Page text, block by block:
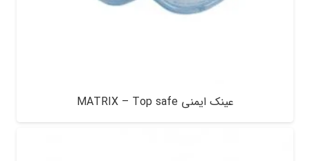
عینک ایمنی MATRIX – Top safe